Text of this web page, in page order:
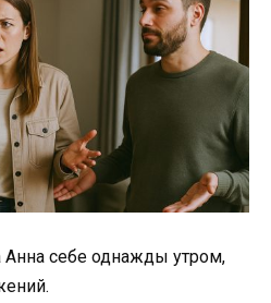
Анна себе однажды утром,